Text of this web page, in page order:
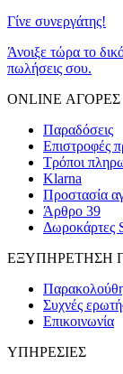
Γίνε συνεργάτης!
Άνοιξε τώρα το
πωλήσεις σου.
ONLINE ΑΓΟΡΕΣ
Παραδόσεις
Επιστροφές
Τρόποι
Klarna
Προστασία
Άρθρο 39
Δωροκάρτες
ΕΞΥΠΗΡΕΤΗΣΗ
Συχνές
Επικοινωνία
ΥΠΗΡΕΣΙΕΣ